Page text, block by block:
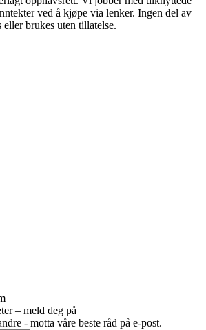
ved å kjøpe via lenker. Ingen del av
brukes uten tillatelse.
– meld deg på
- motta våre beste råd på e-post.